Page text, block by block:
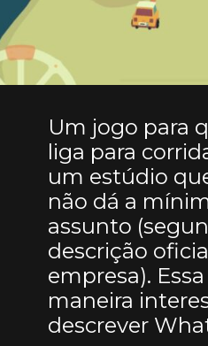
Um jogo para
liga para
um estúdio
não dá a
assunto
descrição
empresa).
maneira
descrever